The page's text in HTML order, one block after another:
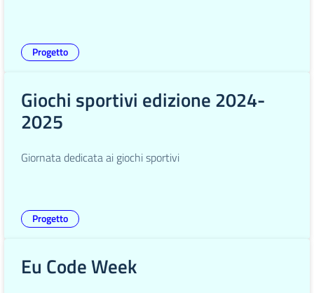
Progetto
Giochi sportivi edizione 2024-
2025
Giornata dedicata ai giochi sportivi
Progetto
Eu Code Week